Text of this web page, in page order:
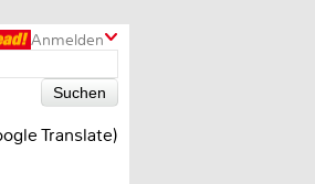
Anmelden
Translate)